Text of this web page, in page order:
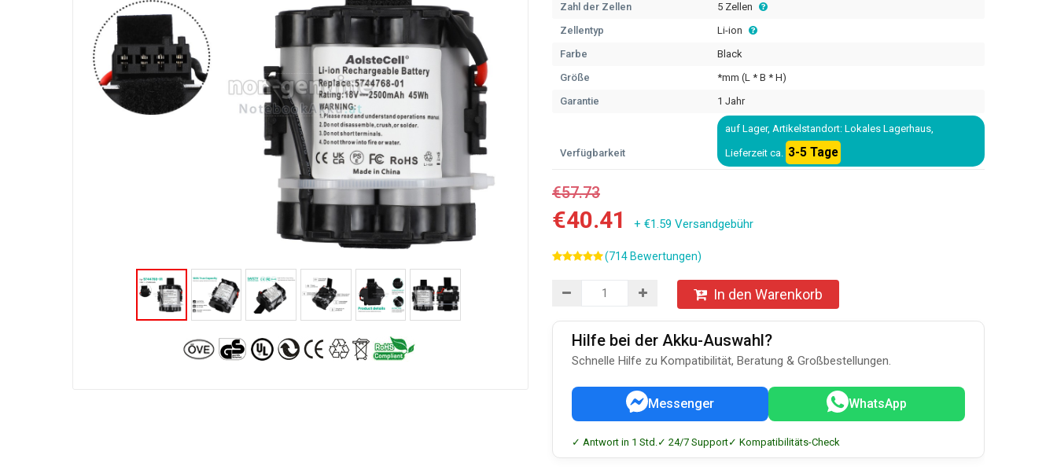
Zahl der Zellen
5 Zellen
Zellentyp
Li-ion
Farbe
Black
Größe
*mm (L * B * H)
Garantie
1 Jahr
Verfügbarkeit
auf Lager, Artikelstandort: Lokales Lagerhaus,
Lieferzeit ca. 3-5 Tage
€57.73
€40.41 + €1.59 Versandgebühr
(714 Bewertungen)
In den Warenkorb
Hilfe bei der Akku-Auswahl?
Schnelle Hilfe zu Kompatibilität, Beratung & Großbestellungen.
Messenger WhatsApp
✓ Antwort in 1 Std.✓ 24/7 Support✓ Kompatibilitäts-Check